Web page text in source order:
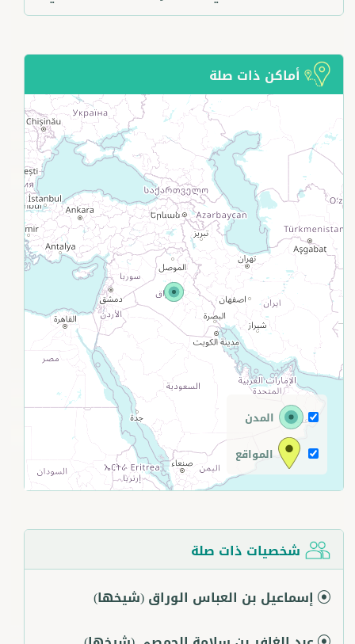
أماكن ذات صلة
المدن
المواقع
شخصيات ذات صلة
إسماعيل بن العباس الوراق(شيخها)